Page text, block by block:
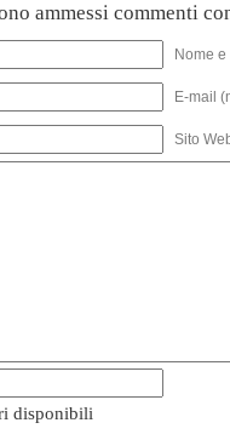
ammessi commenti
Nome
E-mail
Sito
disponibili